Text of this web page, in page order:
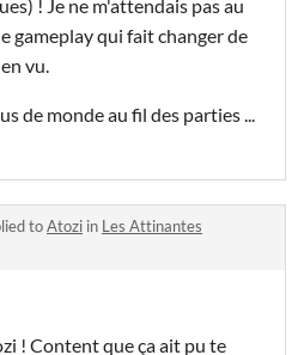
! Je ne m'attendais pas au
gameplay qui fait changer de
vu.
de monde au fil des parties ...
toAtozi in Les Attinantes
! Content que ça ait pu te